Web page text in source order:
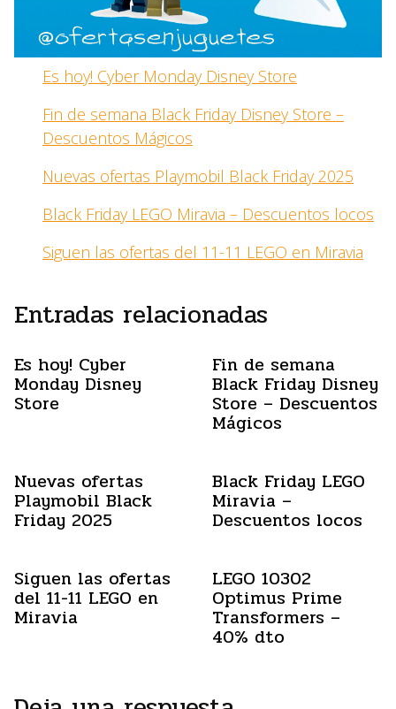
Es hoy! Cyber Monday Disney Store
Fin de semana Black Friday Disney Store –
Descuentos Mágicos
Nuevas ofertas Playmobil Black Friday 2025
Black Friday LEGO Miravia – Descuentos locos
Siguen las ofertas del 11-11 LEGO en Miravia
Entradas relacionadas
Es hoy! Cyber
Monday Disney
Store
Fin de semana
Black Friday Disney
Store – Descuentos
Mágicos
Nuevas ofertas
Playmobil Black
Friday 2025
Black Friday LEGO
Miravia –
Descuentos locos
Siguen las ofertas
del 11-11 LEGO en
Miravia
LEGO 10302
Optimus Prime
Transformers –
40% dto